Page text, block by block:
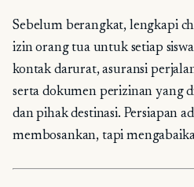
Sebelum berangkat, lengkapi
izin orang tua untuk setiap
kontak darurat, asuransi
serta dokumen perizinan yang
dan pihak destinasi. Persiapan
membosankan, tapi